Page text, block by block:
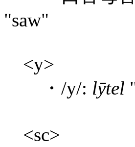
"saw"
<y>
・/y/: lȳtel
<sc>